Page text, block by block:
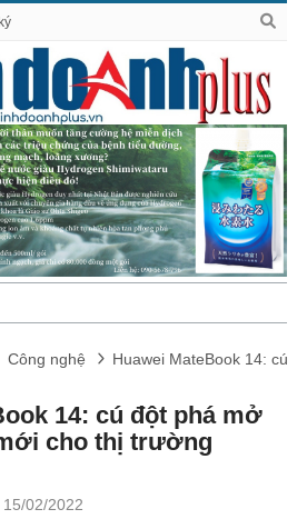
Công nghệ Huawei MateBook 14: cú
14: cú đột phá mở
cho thị trường
02/2022